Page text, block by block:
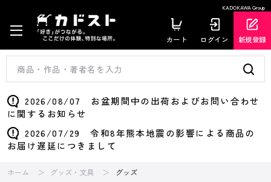
KADOKAWA Group
カート ログイン 新規登録
2026/08/07 お盆期間中の出荷およびお問い合わせ
に関するお知らせ
2026/07/29 令和8年熊本地震の影響による商品の
お届け遅延につきまして
ホーム グッズ・文具 グッズ